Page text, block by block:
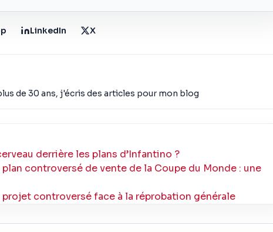
LinkedIn X
de 30 ans, j'écris des articles pour mon blog
derrière les plans d’Infantino ?
controversé de vente de la Coupe du Monde : une
controversé face à la réprobation générale